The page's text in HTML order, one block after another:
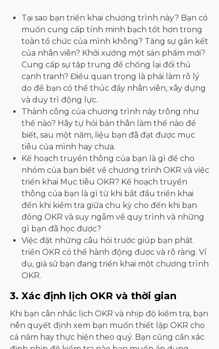
Tại sao bạn triển khai chương trình này? Bạn có
muốn cung cấp tính minh bạch tốt hơn trong
toàn tổ chức của mình không? Tăng sự gắn kết
của nhân viên? Khởi xướng một sản phẩm mới?
Cung cấp sự tập trung để chống lại đối thủ
cạnh tranh? Điều quan trọng là phải làm rõ lý
do để bạn có thể thúc đẩy nhân viên, xây dựng
và duy trì động lực.
Thành công của chương trình này trông như
thế nào? Hãy tự hỏi bản thân làm thế nào để
biết, sau một năm, liệu bạn đã đạt được mục
tiêu của mình hay chưa.
Kế hoạch truyền thông của bạn là gì để cho
nhóm của bạn biết về chương trình OKR và việc
triển khai Mục tiêu OKR? Kế hoạch truyền
thông của bạn là gì từ khi bắt đầu triển khai
đến khi kiểm tra giữa chu kỳ cho đến khi bạn
đóng OKR và suy ngẫm về quy trình và những
gì bạn đã học được?
Việc đặt những câu hỏi trước giúp bạn phát
triển OKR có thể hành động được và rõ ràng. Ví
dụ, giả sử bạn đang triển khai một chương trình
OKR.
3. Xác định lịch OKR và thời gian
Khi bạn cân nhắc lịch OKR và nhịp độ kiểm tra, bạn
nên quyết định xem bạn muốn thiết lập OKR cho
cả năm hay thực hiện theo quý. Bạn cũng cần xác